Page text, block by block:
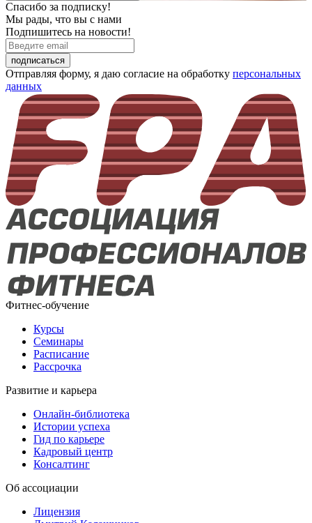
Спасибо за подписку!
Мы рады, что вы с нами
Подпишитесь на новости!
подписаться
Отправляя форму, я даю согласие на обработку персональных
данных
Фитнес-обучение
Курсы
Семинары
Расписание
Рассрочка
Развитие и карьера
Онлайн-библиотека
Истории успеха
Гид по карьере
Кадровый центр
Консалтинг
Об ассоциации
Лицензия